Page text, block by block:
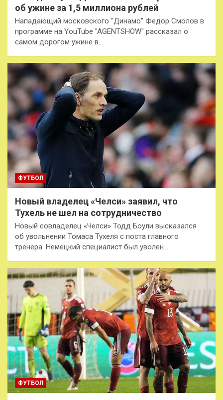
об ужине за 1,5 миллиона рублей
Нападающий московского "Динамо" Федор Смолов в
программе на YouTube "AGENTSHOW" рассказал о
самом дорогом ужине в…
ФУТБОЛ
Новый владелец «Челси» заявил, что
Тухель не шел на сотрудничество
Новый совладелец «Челси» Тодд Боули высказался
об увольнении Томаса Тухеля с поста главного
тренера. Немецкий специалист был уволен…
ФУТБОЛ